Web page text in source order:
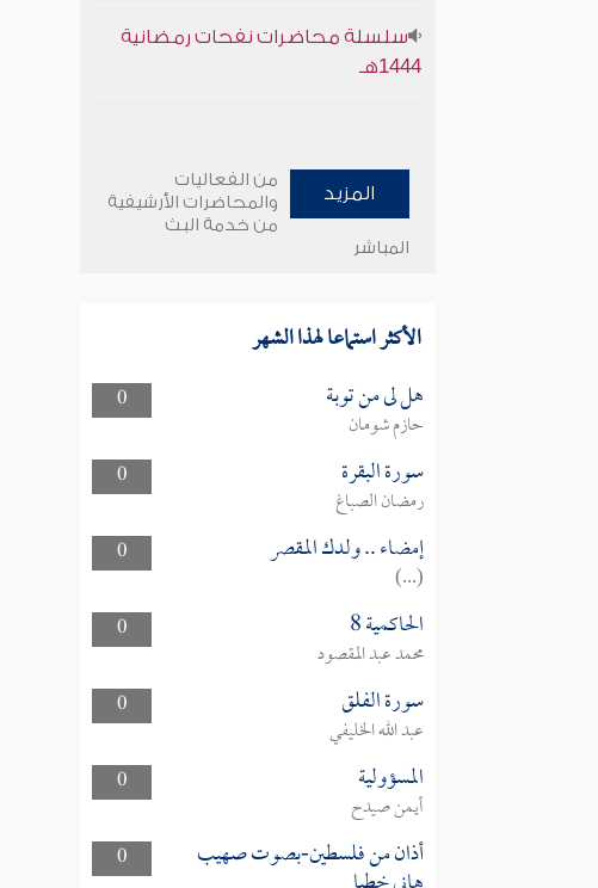
سلسلة محاضرات نفحات رمضانية
1444هـ
المزيد
من الفعاليات
والمحاضرات الأرشيفية
من خدمة البث
المباشر
الأكثر استماعا لهذا الشهر
0 هل لى من توبة
حازم شومان
0
سورة البقرة
رمضان الصباغ
0
إمضاء .. ولدك المقصر
(...)
0
الحاكمية 8
محمد عبد المقصود
0
سورة الفلق
عبد الله الخليفي
0
المسؤولية
أيمن صيدح
0
أذان من فلسطين-بصوت صهيب